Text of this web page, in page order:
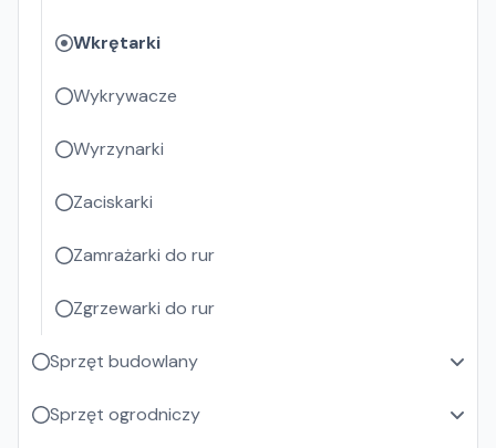
Wkrętarki
Wykrywacze
Wyrzynarki
Zaciskarki
Zamrażarki do rur
Zgrzewarki do rur
Sprzęt budowlany
Sprzęt ogrodniczy